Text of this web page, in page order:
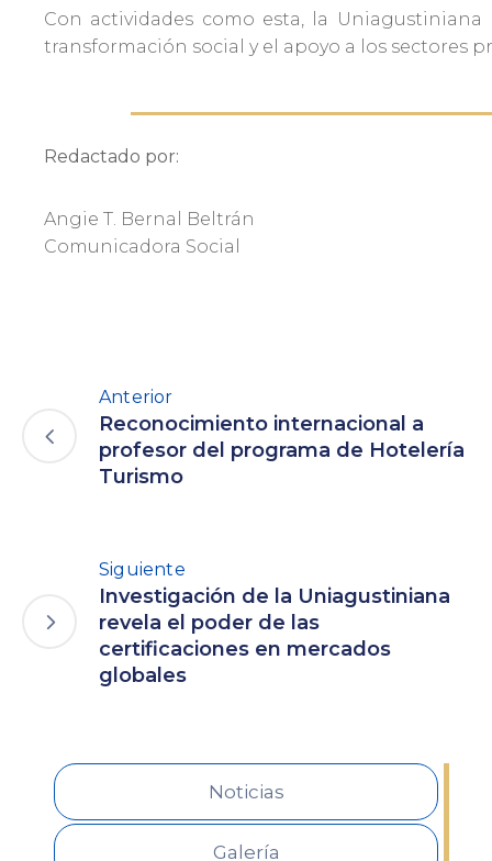
Con actividades como esta, la
transformación social y el apoyo a los sectores
Redactado por:
Angie T. Bernal Beltrán
Comunicadora Social
Anterior
Reconocimiento internacional a
profesor del programa de Hotelería
Turismo
Siguiente
Investigación de la Uniagustiniana
revela el poder de las
certificaciones en mercados
globales
Noticias
Galería